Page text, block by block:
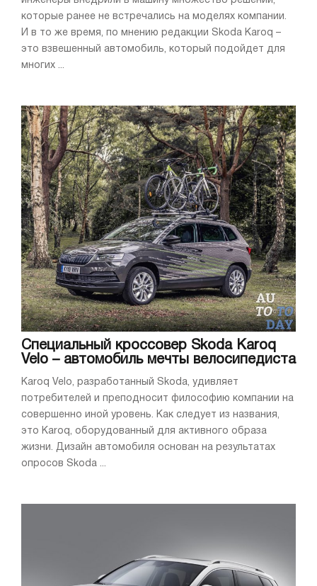
которые ранее не встречались на моделях компании.
И в то же время, по мнению редакции Skoda Karoq –
это взвешенный автомобиль, который подойдет для
многих ...
Специальный кроссовер Skoda Karoq
Velo – автомобиль мечты велосипедиста
Karoq Velo, разработанный Skoda, удивляет
потребителей и преподносит философию компании на
совершенно иной уровень. Как следует из названия,
это Karoq, оборудованный для активного образа
жизни. Дизайн автомобиля основан на результатах
опросов Skoda ...